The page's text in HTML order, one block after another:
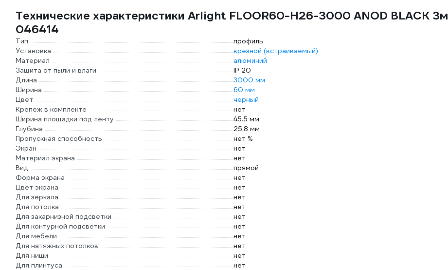
Технические характеристики Arlight FLOOR60-H26-3000 ANOD BLACK 3м
046414
Тип
профиль
Установка
врезной (встраиваемый)
Материал
алюминий
Защита от пыли и влаги
IP 20
Длина
3000 мм
Ширина
60 мм
Цвет
черный
Крепеж в комплекте
нет
Ширина площадки под ленту
45.5 мм
Глубина
25.8 мм
Пропускная способность
нет %
Экран
нет
Материал экрана
нет
Вид
прямой
Форма экрана
нет
Цвет экрана
нет
Для зеркала
нет
Для потолка
нет
Для закарнизной подсветки
нет
Для контурной подсветки
нет
Для мебели
нет
Для натяжных потолков
нет
Для ниши
нет
Для плинтуса
нет